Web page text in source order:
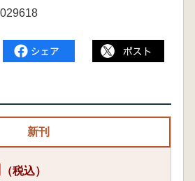
新刊
（税込）